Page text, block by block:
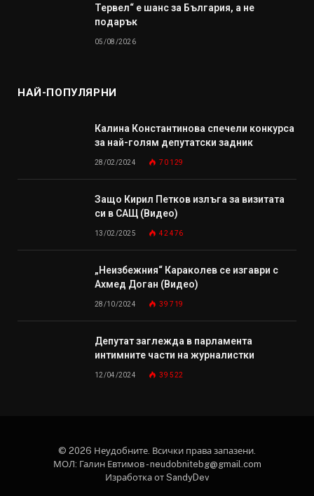
Тервел“ е шанс за България, а не
подарък
05/08/2026
НАЙ-ПОПУЛЯРНИ
Калина Константинова спечели конкурса
за най-голям депутатски задник
28/02/2024 70 129
Защо Кирил Петков излъга за визитата
си в САЩ (Видео)
13/02/2025 42 476
„Неизбежния“ Караколев се изгаври с
Ахмед Доган (Видео)
28/10/2024 39 719
Депутат заглежда в парламента
интимните части на журналистки
12/04/2024 39 522
© 2026 Неудобните. Всички права запазени.
МОЛ: Галин Евтимов - neudobnitebg@gmail.com
Изработка от SandyDev